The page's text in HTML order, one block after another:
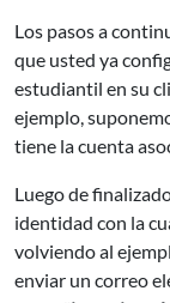
Los pasos a
que usted ya
estudiantil en su
ejemplo,
tiene la cuenta
Luego de
identidad con la
volviendo al
enviar un correo